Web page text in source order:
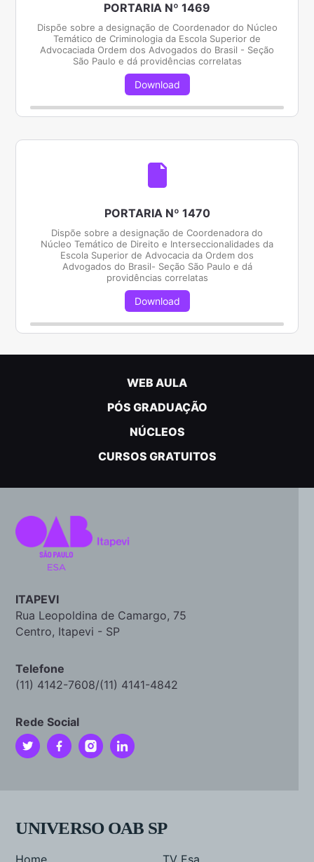
PORTARIA Nº 1469
Dispõe sobre a designação de Coordenador do Núcleo
Temático de Criminologia da Escola Superior de
Advocaciada Ordem dos Advogados do Brasil - Seção
São Paulo e dá providências correlatas
Download
PORTARIA Nº 1470
Dispõe sobre a designação de Coordenadora do
Núcleo Temático de Direito e Interseccionalidades da
Escola Superior de Advocacia da Ordem dos
Advogados do Brasil- Seção São Paulo e dá
providências correlatas
Download
WEB AULA
PÓS GRADUAÇÃO
NÚCLEOS
CURSOS GRATUITOS
ITAPEVI
Rua Leopoldina de Camargo, 75
Centro, Itapevi - SP
Telefone
(11) 4142-7608/(11) 4141-4842
Rede Social
UNIVERSO OAB SP